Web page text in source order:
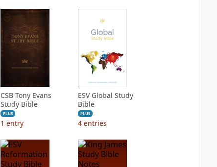
CSB Tony Evans
Study Bible
PLUS
1 entry
ESV Global Study
Bible
PLUS
4 entries